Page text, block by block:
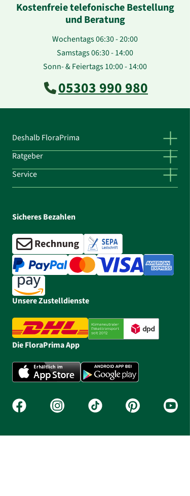
Kostenfreie telefonische Bestellung
und Beratung
Wochentags 06:30 - 20:00
Samstags 06:30 - 14:00
Sonn- & Feiertags 10:00 - 14:00
05303 990 980
Deshalb FloraPrima
Ratgeber
Service
Sicheres Bezahlen
Unsere Zustelldienste
Die FloraPrima App